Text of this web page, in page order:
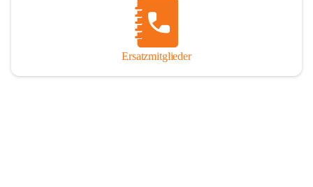
Ersatzmitglieder